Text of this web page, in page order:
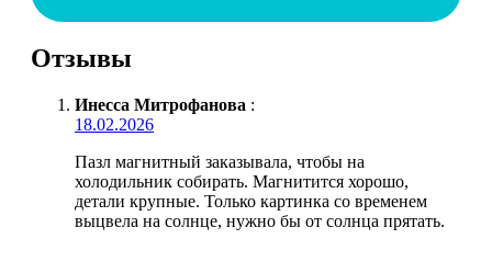
Отзывы
Инесса Митрофанова :
18.02.2026
Пазл магнитный заказывала, чтобы на
холодильник собирать. Магнитится хорошо,
детали крупные. Только картинка со временем
выцвела на солнце, нужно бы от солнца прятать.